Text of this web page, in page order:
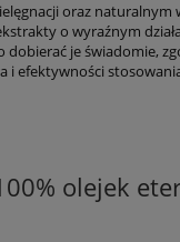
oraz naturalnym
o wyraźnym
dobierać je świadomie,
i efektywności
olejek